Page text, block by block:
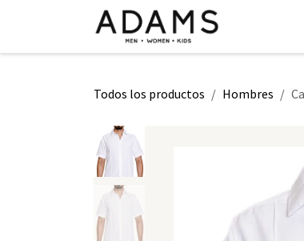
Todos los productos Hombres